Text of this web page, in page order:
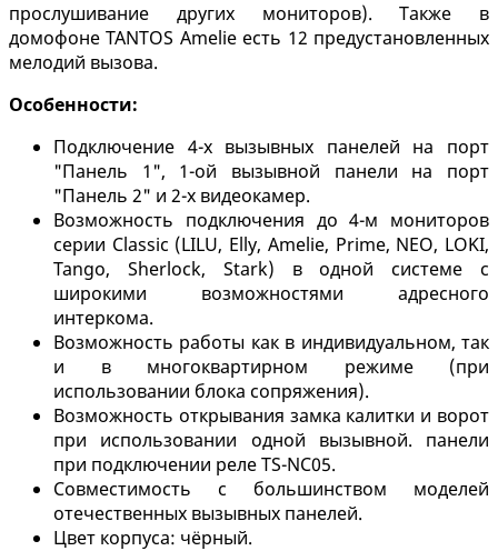
прослушивание других мониторов). Также в
домофоне TANTOS Amelie есть 12 предустановленных
мелодий вызова.
Особенности:
Подключение 4-х вызывных панелей на порт
"Панель 1", 1-ой вызывной панели на порт
"Панель 2" и 2-х видеокамер.
Возможность подключения до 4-м мониторов
серии Classic (LILU, Elly, Amelie, Prime, NEO, LOKI,
Tango, Sherlock, Stark) в одной системе с
широкими возможностями адресного
интеркома.
Возможность работы как в индивидуальном, так
и в многоквартирном режиме (при
использовании блока сопряжения).
Возможность открывания замка калитки и ворот
при использовании одной вызывной. панели
при подключении реле TS-NC05.
Совместимость с большинством моделей
отечественных вызывных панелей.
Цвет корпуса: чёрный.